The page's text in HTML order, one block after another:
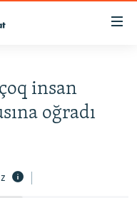
insan
oğradı